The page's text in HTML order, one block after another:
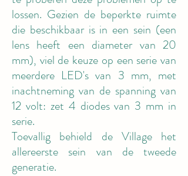
lossen. Gezien de beperkte ruimte
die beschikbaar is in een sein (een
lens heeft een diameter van 20
mm), viel de keuze op een serie van
meerdere LED's van 3 mm, met
inachtneming van de spanning van
12 volt: zet 4 diodes van 3 mm in
serie.
Toevallig behield de Village het
allereerste sein van de tweede
generatie.